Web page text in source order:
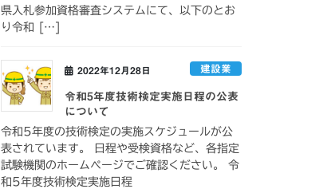
県入札参加資格審査システムにて、以下のとお
り令和 […]
2022年12月28日 建設業
令和5年度技術検定実施日程の公表
について
令和5年度の技術検定の実施スケジュールが公
表されています。 日程や受検資格など、各指定
試験機関のホームページでご確認ください。 令
和5年度技術検定実施日程